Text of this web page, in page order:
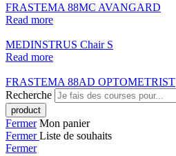
FRASTEMA 88MC AVANGARD
Read more
MEDINSTRUS Chair S
Read more
FRASTEMA 88AD OPTOMETRIST
Recherche
Fermer Mon panier
FermerListe de souhaits
Fermer